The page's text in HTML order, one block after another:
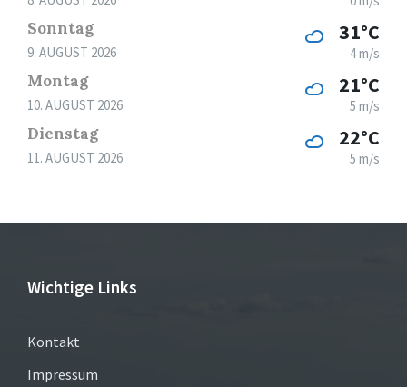
Sonntag
9. AUGUST 2026
31°C
4 m/s
Montag
10. AUGUST 2026
21°C
5 m/s
Dienstag
11. AUGUST 2026
22°C
5 m/s
Wichtige Links
Kontakt
Impressum